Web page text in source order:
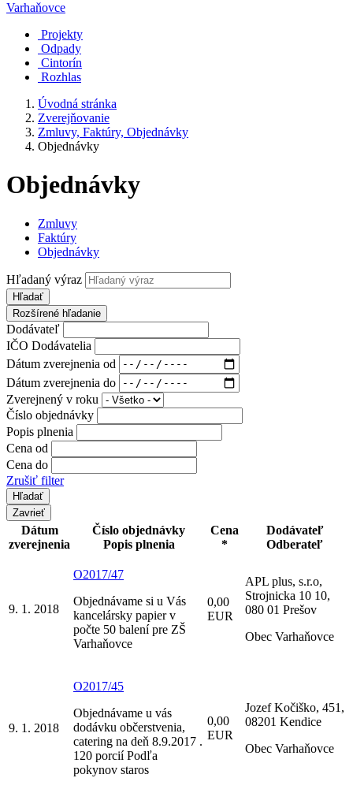
Varhaňovce
Projekty
Odpady
Cintorín
Rozhlas
Úvodná stránka
Zverejňovanie
Zmluvy, Faktúry, Objednávky
Objednávky
Objednávky
Zmluvy
Faktúry
Objednávky
Hľadaný výraz
Hľadať
Rozšírené hľadanie
Dodávateľ
IČO Dodávatelia
Dátum zverejnenia od
Dátum zverejnenia do
Zverejnený v roku
Číslo objednávky
Popis plnenia
Cena od
Cena do
Zrušiť filter
Zavrieť
Dátum
zverejnenia
Číslo objednávky
Popis plnenia
Cena
*
Dodávateľ
Odberateľ
9. 1. 2018
O2017/47
Objednávame si u Vás
kancelársky papier v
počte 50 balení pre ZŠ
Varhaňovce
0,00
EUR
APL plus, s.r.o,
Strojnicka 10 10,
080 01 Prešov
Obec Varhaňovce
9. 1. 2018
O2017/45
Objednávame u vás
dodávku občerstvenia,
catering na deň 8.9.2017 .
120 porcií Podľa
pokynov staros
0,00
EUR
Jozef Kočiško, 451,
08201 Kendice
Obec Varhaňovce